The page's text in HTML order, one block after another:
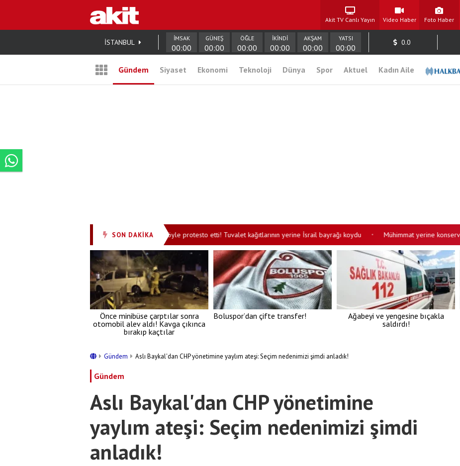
Akit TV Canlı Yayın Video Haber Foto Haber
İSTANBUL İMSAK
00:00
GÜNEŞ
00:00
ÖĞLE
00:00
İKİNDİ
00:00
AKŞAM
00:00
YATSI
00:00
0.0
Gündem Siyaset Ekonomi Teknoloji Dünya Spor Aktuel Kadın Aile
SON DAKİKA
Endonezya İsrail’i böyle protesto etti! Tuvalet kağıtlarının yerine İsrail bayrağı koydu • Mühimmat yerine konserve çıktı
Önce minibüse çarptılar sonra
otomobil alev aldı! Kavga çıkınca
bırakıp kaçtılar
Boluspor’dan çifte transfer!
Ağabeyi ve yengesine bıçakla
saldırdı!
Gündem Aslı Baykal'dan CHP yönetimine yaylım ateşi: Seçim nedenimizi şimdi anladık!
Gündem
Aslı Baykal'dan CHP yönetimine
yaylım ateşi: Seçim nedenimizi şimdi
anladık!